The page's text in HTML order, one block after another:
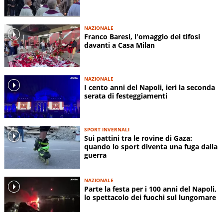
NAZIONALE
Franco Baresi, l'omaggio dei tifosi
davanti a Casa Milan
NAZIONALE
I cento anni del Napoli, ieri la seconda
serata di festeggiamenti
SPORT INVERNALI
Sui pattini tra le rovine di Gaza:
quando lo sport diventa una fuga dalla
guerra
NAZIONALE
Parte la festa per i 100 anni del Napoli,
lo spettacolo dei fuochi sul lungomare